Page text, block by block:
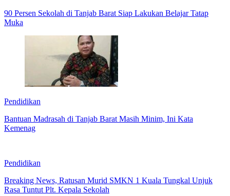
90 Persen Sekolah di Tanjab Barat Siap Lakukan Belajar Tatap
Muka
Pendidikan
Bantuan Madrasah di Tanjab Barat Masih Minim, Ini Kata
Kemenag
Pendidikan
Breaking News, Ratusan Murid SMKN 1 Kuala Tungkal Unjuk
Rasa Tuntut Plt. Kepala Sekolah